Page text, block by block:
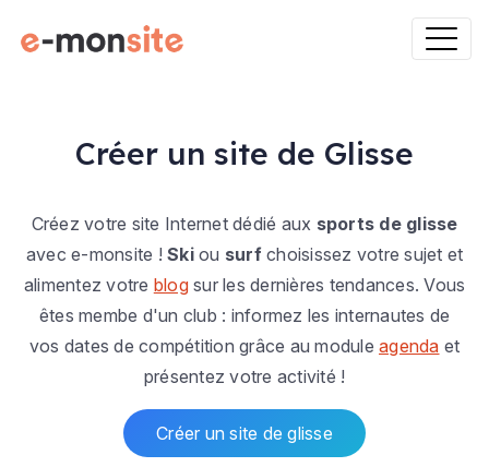
Créer un site de Glisse
Créez votre site Internet dédié aux sports de glisse
avec e-monsite ! Skiou surfchoisissez votre sujet et
alimentez votre blogsur les dernières tendances. Vous
êtes membe d'un club : informez les internautes de
vos dates de compétition grâce au module agenda et
présentez votre activité !
Créer un site de glisse